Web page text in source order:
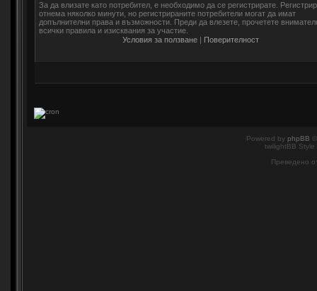
За да влизате като потребител, е необходимо да се регистрирате.
отнема няколко минути, но регистрираните потребители могат да имат
допълнителни права и възможности. Преди да влезете, прочетете
всички правила и изисквания за участие.
Условия за ползване | Поверителност
Powered by phpBB
twilightBB
Преведено